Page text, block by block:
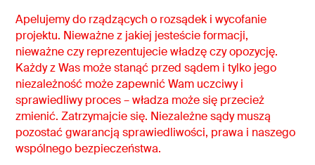
Apelujemy do rządzących o rozsądek i wycofanie
projektu. Nieważne z jakiej jesteście formacji,
nieważne czy reprezentujecie władzę czy opozycję.
Każdy z Was może stanąć przed sądem i tylko jego
niezależność może zapewnić Wam uczciwy i
sprawiedliwy proces – władza może się przecież
zmienić. Zatrzymajcie się. Niezależne sądy muszą
pozostać gwarancją sprawiedliwości, prawa i naszego
wspólnego bezpieczeństwa.